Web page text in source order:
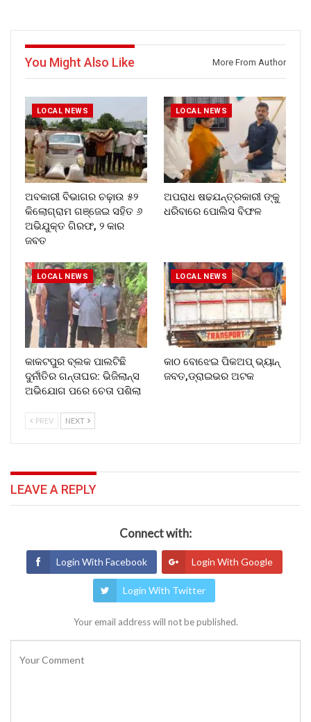
You Might Also Like More From Author
LOCAL NEWS
ଅବକାରୀ ବିଭାଗର ଚଢ଼ାଉ ୫୨
କିଲୋଗ୍ରାମ ଗଞ୍ଜେଇ ସହିତ ୬
ଅଭିଯୁକ୍ତ ଗିରଫ, ୨ କାର
ଜବତ
LOCAL NEWS
ଅପରାଧ ଷଢଯନ୍ତ୍ରକାରୀ ଙ୍କୁ
ଧରିବାରେ ପୋଲିସ ବିଫଳ
LOCAL NEWS
​କାକଟପୁର ବ୍ଲକ ପାଲଟିଛି
ଦୁର୍ନୀତିର ଗନ୍ତାଘର: ଭିଜିଲାନ୍ସ
ଅଭିଯୋଗ ପରେ ଚେତା ପଶିଲା
LOCAL NEWS
କାଠ ବୋଝେଇ ପିକଅପ୍ ଭ୍ୟାନ୍
ଜବତ,ଡ୍ରାଇଭର ଅଟକ
PREV NEXT
LEAVE A REPLY
Connect with:
Login With Facebook Login With Google
Login With Twitter
Your email address will not be published.